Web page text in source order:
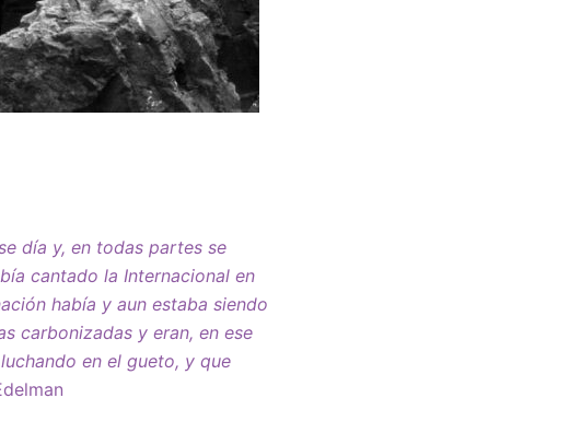
día y, en todas partes se
cantado la Internacional en
había y aun estaba siendo
carbonizadas y eran, en ese
en el gueto, y que